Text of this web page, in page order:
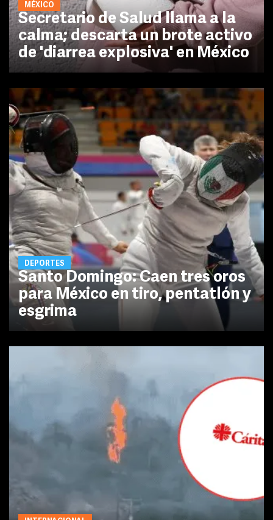
MÉXICO
Secretario de Salud llama a la
calma; descarta un brote activo
de 'diarrea explosiva' en México
DEPORTES
Santo Domingo: Caen tres oros
para México en tiro, pentatlón y
esgrima